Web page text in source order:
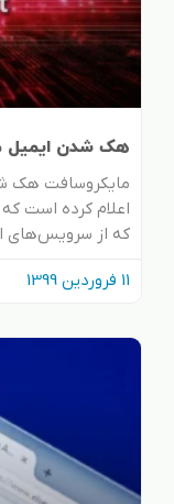
هک شدن ایمیل‌
مایکروسافت هک
اعلام کرده است
که از سرویس‌های
11 فروردین 1399